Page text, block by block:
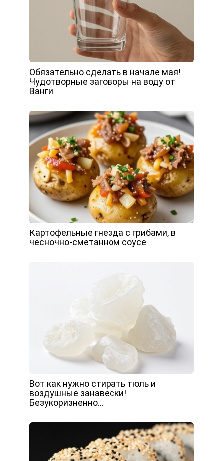
Обязательно сделать в начале мая!
Чудотворные заговоры на воду от
Ванги
Картофельные гнезда с грибами, в
чесночно-сметанном соусе
Вот как нужно стирать тюль и
воздушные занавески!
Безукоризненно…